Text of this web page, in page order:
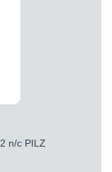
n/c PILZ